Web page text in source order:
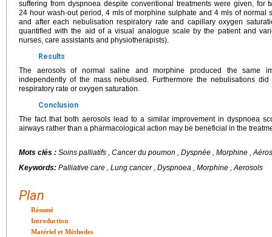
suffering from dyspnoea despite conventional treatments were given,
24 hour wash-out period, 4 mls of morphine sulphate and 4 mls of normal
and after each nebulisation respiratory rate and capillary oxygen
quantified with the aid of a visual analogue scale by the patient and
nurses, care assistants and physiotherapists).
Results
The aerosols of normal saline and morphine produced the same
independently of the mass nebulised. Furthermore the nebulisations
respiratory rate or oxygen saturation.
Conclusion
The fact that both aerosols lead to a similar improvement in dyspnoea
airways rather than a pharmacological action may be beneficial in the
Mots clés : Soins palliatifs , Cancer du poumon , Dyspnée , Morphine ,
Keywords: Palliative care , Lung cancer , Dyspnoea , Morphine , Aerosols
Plan
Résumé
Introduction
Matériel et Méthodes